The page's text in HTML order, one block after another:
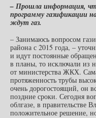
– Прошла информация,
программу газификации
ждут газ.
– Занимаюсь вопросом
района с 2015 года, –
и идут постоянные
в планы, то исключали из
от министерства ЖКХ.
протяженность трубы
очень дорогостоящий, он
поздние сроки. Сегодня
облгазе, в правительстве
положительное решение,